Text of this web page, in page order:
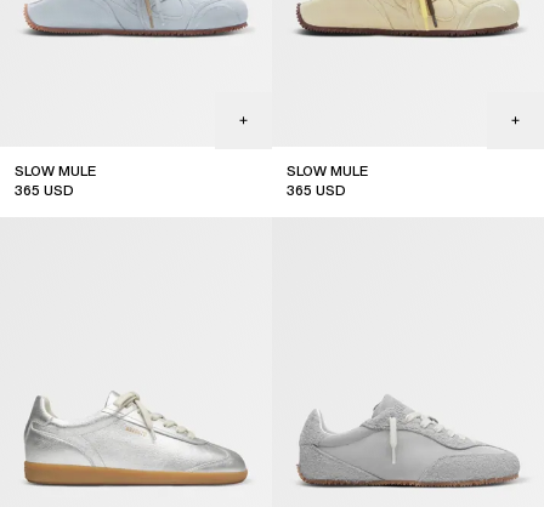
SLOW MULE
365 USD
SLOW MULE
365 USD